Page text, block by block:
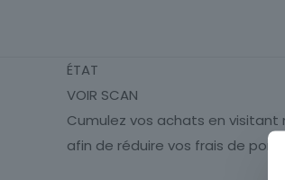
ÉTAT
VOIR SCAN
Cumulez vos achats en visitant
afin de réduire vos frais de port.